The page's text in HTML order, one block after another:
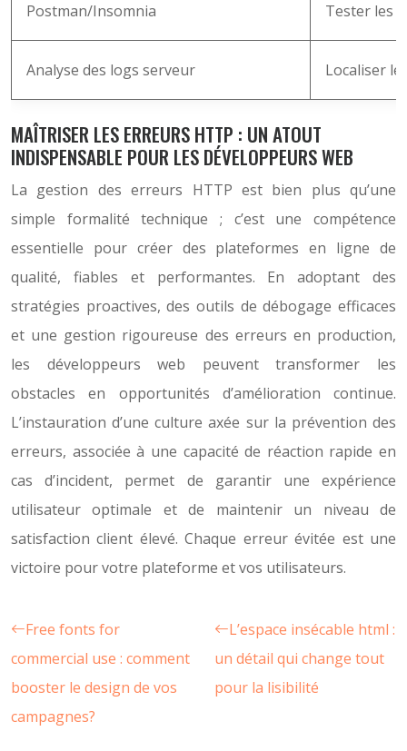
Postman/Insomnia Tester les
Analyse des logs serveur Localiser
MAÎTRISER LES ERREURS HTTP : UN ATOUT
INDISPENSABLE POUR LES DÉVELOPPEURS WEB
La gestion des erreurs HTTP est bien plus qu’une
simple formalité technique ; c’est une compétence
essentielle pour créer des plateformes en ligne de
qualité, fiables et performantes. En adoptant des
stratégies proactives, des outils de débogage efficaces
et une gestion rigoureuse des erreurs en production,
les développeurs web peuvent transformer les
obstacles en opportunités d’amélioration continue.
L’instauration d’une culture axée sur la prévention des
erreurs, associée à une capacité de réaction rapide en
cas d’incident, permet de garantir une expérience
utilisateur optimale et de maintenir un niveau de
satisfaction client élevé. Chaque erreur évitée est une
victoire pour votre plateforme et vos utilisateurs.
Free fonts for
commercial use : comment
booster le design de vos
campagnes?
L’espace insécable html :
un détail qui change tout
pour la lisibilité